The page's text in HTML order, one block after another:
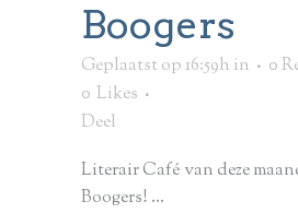
Boogers
Geplaatst op 16:59h in
0
0 Likes
Deel
Literair Café van deze
Boogers! ...